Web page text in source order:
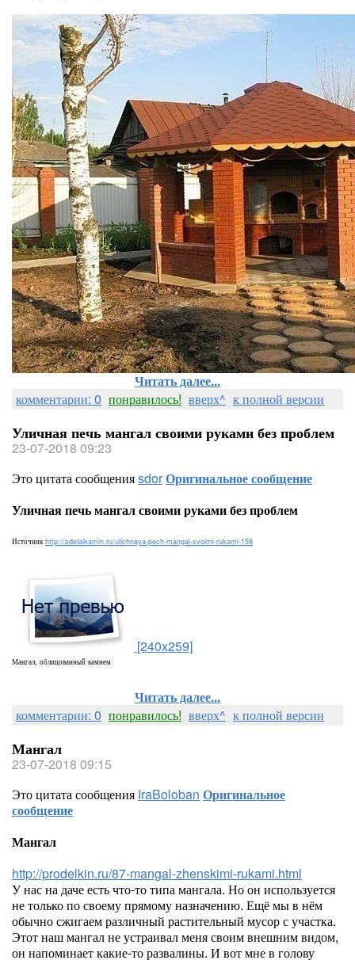
Читать далее...
комментарии: 0 понравилось! вверх^ к полной версии
Уличная печь мангал своими руками без проблем
23-07-2018 09:23
Это цитата сообщенияsdorОригинальное сообщение
Уличная печь мангал своими руками без проблем
Источникhttp://sdelaikamin.ru/ulichnaya-pech-mangal-svoimi-rukami-158
[240x259]
Мангал, облицованный камнем
Читать далее...
комментарии: 0 понравилось! вверх^ к полной версии
Мангал
23-07-2018 09:15
Это цитата сообщения IraBoloban Оригинальное
сообщение
Мангал
http://prodelkin.ru/87-mangal-zhenskimi-rukami.html
У нас на даче есть что-то типа мангала. Но он используется
не только по своему прямому назначению. Ещё мы в нём
обычно сжигаем различный растительный мусор с участка.
Этот наш мангал не устраивал меня своим внешним видом,
он напоминает какие-то развалины. И вот мне в голову